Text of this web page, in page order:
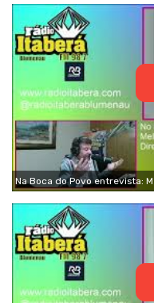
Na Boca do Povo entrevista: